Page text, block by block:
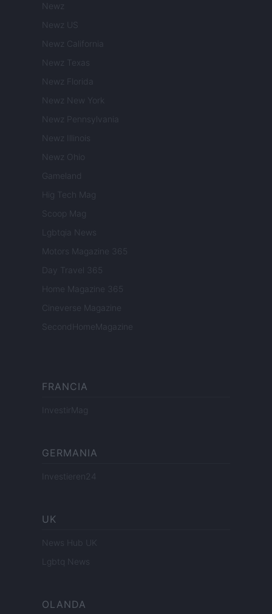
Newz
Newz US
Newz California
Newz Texas
Newz Florida
Newz New York
Newz Pennsylvania
Newz Illinois
Newz Ohio
Gameland
Hig Tech Mag
Scoop Mag
Lgbtqia News
Motors Magazine 365
Day Travel 365
Home Magazine 365
Cineverse Magazine
SecondHomeMagazine
FRANCIA
InvestirMag
GERMANIA
Investieren24
UK
News Hub UK
Lgbtq News
OLANDA